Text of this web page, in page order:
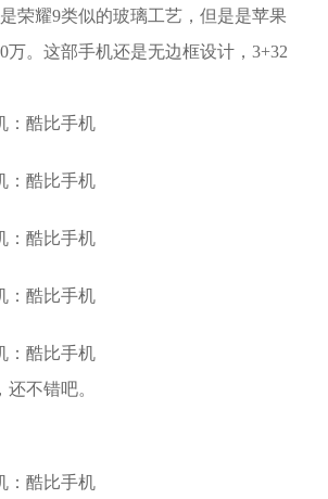
荣耀9类似的玻璃工艺，但是是苹果
万。这部手机还是无边框设计，3+32
不错吧。